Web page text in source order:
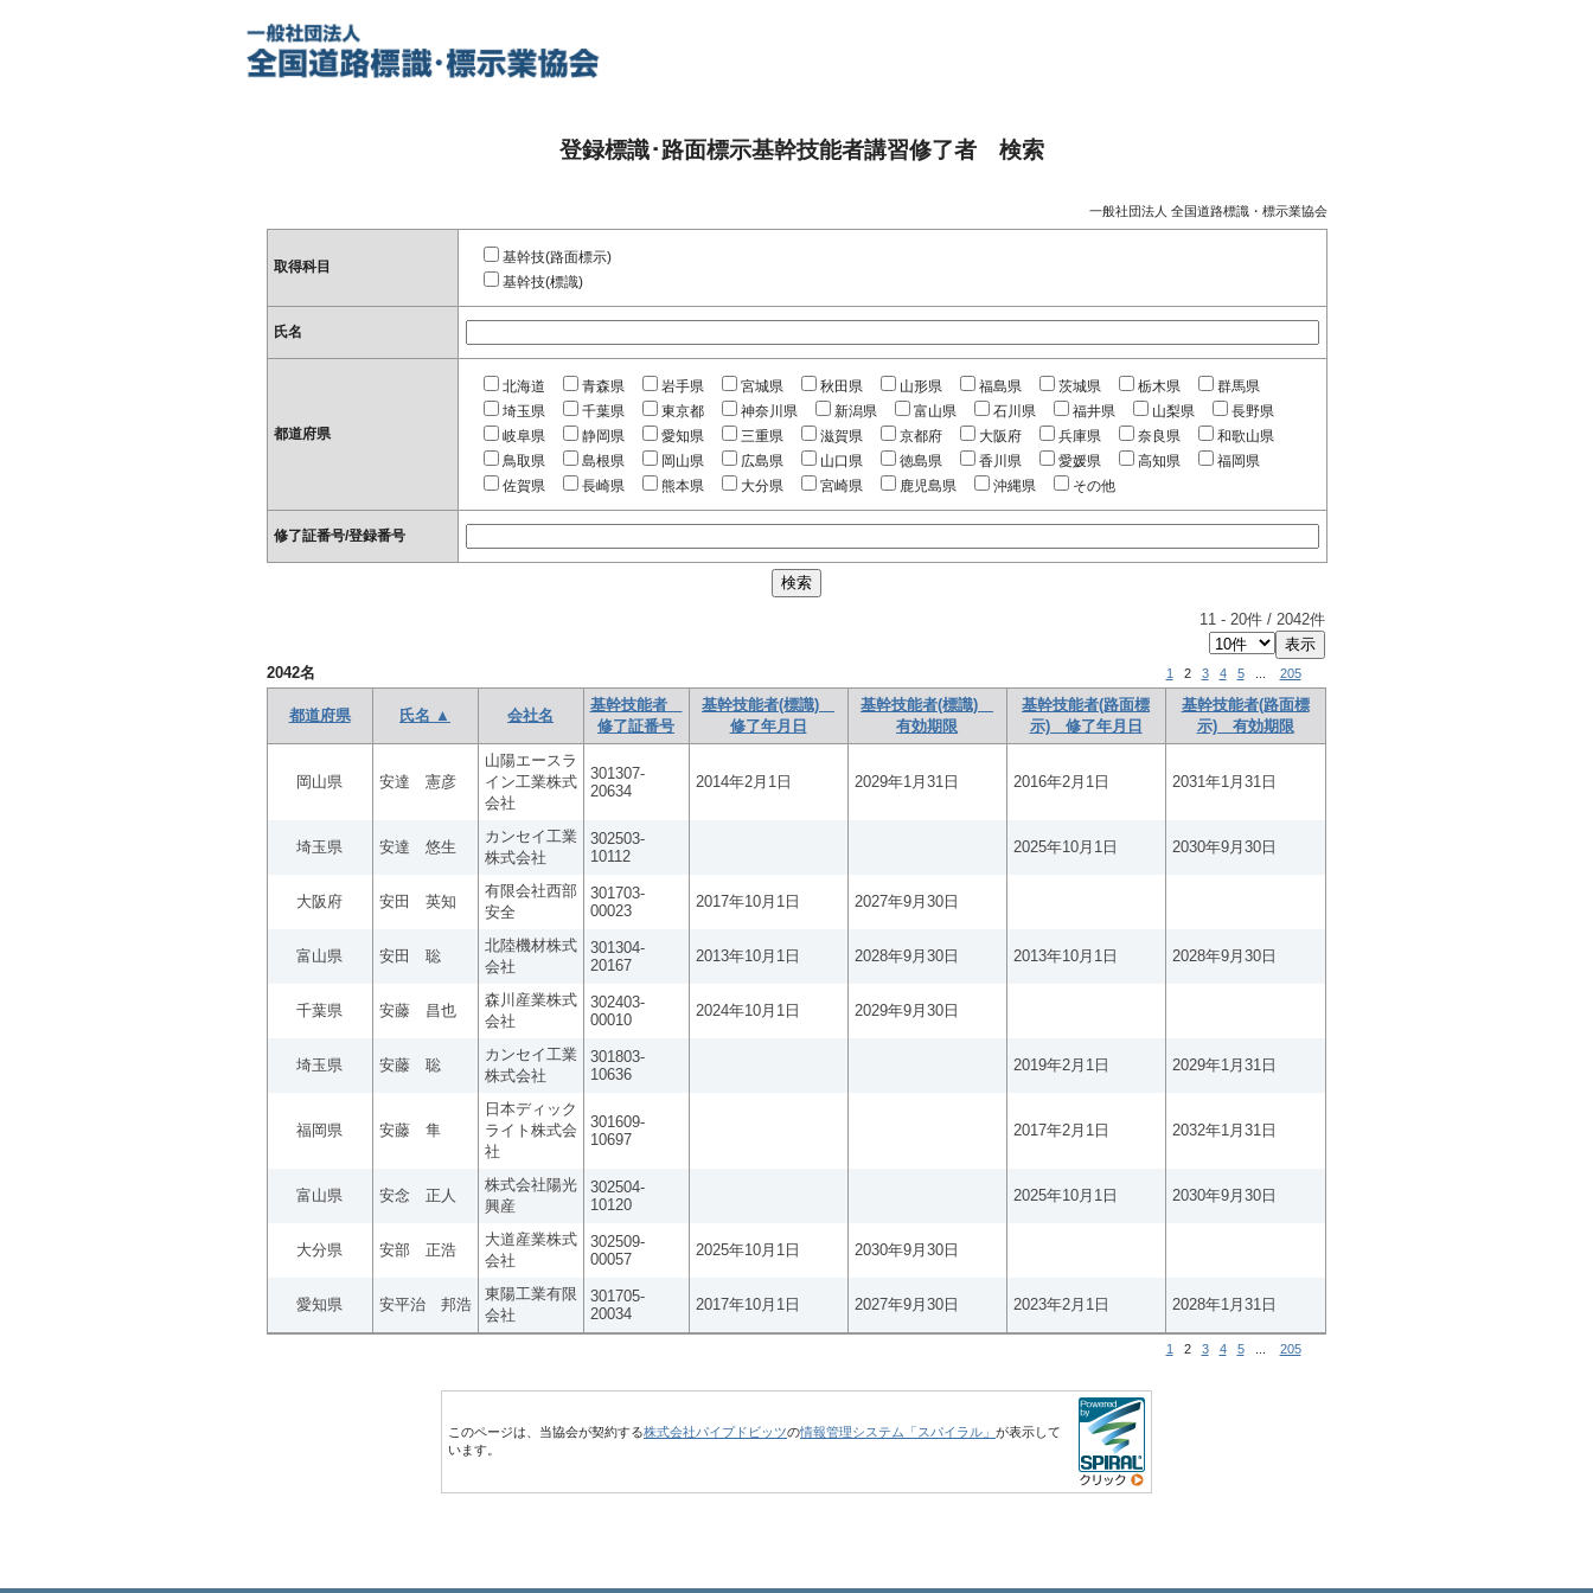
登録標識･路面標示基幹技能者講習修了者 検索
一般社団法人 全国道路標識・標示業協会
取得科目
基幹技(路面標示)
基幹技(標識)
氏名
都道府県
北海道 青森県 岩手県 宮城県 秋田県 山形県 福島県 茨城県 栃木県
群馬県
埼玉県
千葉県 東京都 神奈川県 新潟県 富山県 石川県 福井県 山梨県
長野県
岐阜県
静岡県 愛知県 三重県 滋賀県 京都府 大阪府 兵庫県 奈良県
和歌山県
鳥取県
島根県 岡山県 広島県 山口県 徳島県 香川県 愛媛県 高知県
福岡県
佐賀県
長崎県 熊本県 大分県 宮崎県 鹿児島県 沖縄県 その他
修了証番号/登録番号
11- 20件 / 2042件
2042名 1 2 3 4 5 205
都道府県 氏名 ▲ 会社名
基幹技能者
修了証番号
基幹技能者(標識)
修了年月日
基幹技能者(標識)
有効期限
基幹技能者(路面標
示) 修了年月日
基幹技能者(路面標
示) 有効期限
岡山県 安達 憲彦
山陽エースラ
イン工業株式
会社
301307-
20634
2014年2月1日 2029年1月31日 2016年2月1日 2031年1月31日
埼玉県 安達 悠生
カンセイ工業
株式会社
302503-
10112
2025年10月1日 2030年9月30日
大阪府 安田 英知
有限会社西部
安全
301703-
00023
2017年10月1日 2027年9月30日
富山県 安田 聡
北陸機材株式
会社
301304-
20167
2013年10月1日 2028年9月30日 2013年10月1日 2028年9月30日
千葉県 安藤 昌也
森川産業株式
会社
302403-
00010
2024年10月1日 2029年9月30日
埼玉県 安藤 聡
カンセイ工業
株式会社
301803-
10636
2019年2月1日 2029年1月31日
福岡県 安藤 隼
日本ディック
ライト株式会
社
301609-
10697
2017年2月1日 2032年1月31日
富山県 安念 正人
株式会社陽光
興産
302504-
10120
2025年10月1日 2030年9月30日
大分県 安部 正浩
大道産業株式
会社
302509-
00057
2025年10月1日 2030年9月30日
愛知県 安平治 邦浩
東陽工業有限
会社
301705-
20034
2017年10月1日 2027年9月30日 2023年2月1日 2028年1月31日
1 2 3 4 5 205
このページは、当協会が契約する株式会社パイプドビッツの情報管理システム「スパイラル」 が表示して
います。